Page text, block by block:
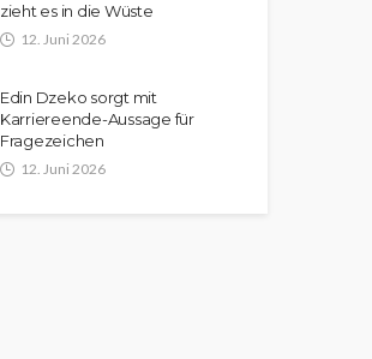
zieht es in die Wüste
12. Juni 2026
Edin Dzeko sorgt mit
Karriereende-Aussage für
Fragezeichen
12. Juni 2026